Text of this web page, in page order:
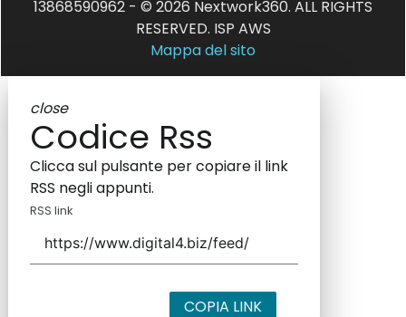
13868590962 - © 2026 Nextwork360. ALL RIGHTS
RESERVED. ISP AWS
Mappa del sito
close
Codice Rss
Clicca sul pulsante per copiare il link
RSS negli appunti.
RSS link
COPIA LINK